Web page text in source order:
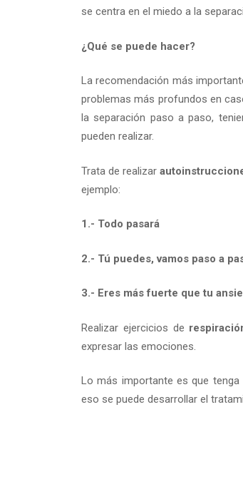
se centra en el miedo a la
¿Qué se puede hacer?
La recomendación más
problemas más profundos en
la separación paso a paso,
pueden realizar.
Trata de realizar
ejemplo:
1.- Todo pasará
2.- Tú puedes, vamos paso a
3.- Eres más fuerte que tu
Realizar ejercicios de
expresar las emociones.
Lo más importante es que
eso se puede desarrollar el